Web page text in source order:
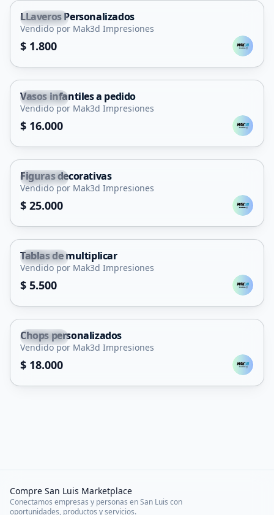
Capital
LLaveros Personalizados
Vendido por Mak3d Impresiones
$ 1.800
Capital
Vasos infantiles a pedido
Vendido por Mak3d Impresiones
$ 16.000
Capital
Figuras decorativas
Vendido por Mak3d Impresiones
$ 25.000
Capital
Tablas de multiplicar
Vendido por Mak3d Impresiones
$ 5.500
Capital
Chops personalizados
Vendido por Mak3d Impresiones
$ 18.000
Compre San Luis Marketplace
Conectamos empresas y personas en San Luis con
oportunidades, productos y servicios.